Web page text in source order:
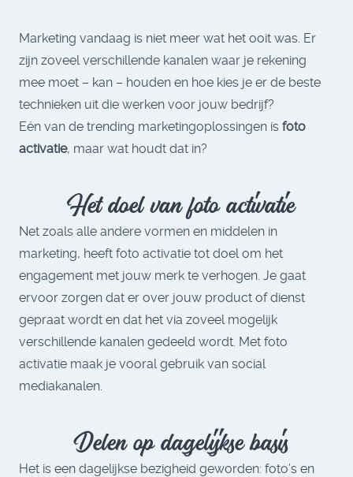
Marketing vandaag is niet meer wat het ooit was. Er
zijn zoveel verschillende kanalen waar je rekening
mee moet – kan – houden en hoe kies je er de beste
technieken uit die werken voor jouw bedrijf?
Eén van de trending marketingoplossingen is foto
activatie, maar wat houdt dat in?
Het doel van foto activatie
Net zoals alle andere vormen en middelen in
marketing, heeft foto activatie tot doel om het
engagement met jouw merk te verhogen. Je gaat
ervoor zorgen dat er over jouw product of dienst
gepraat wordt en dat het via zoveel mogelijk
verschillende kanalen gedeeld wordt. Met foto
activatie maak je vooral gebruik van social
mediakanalen.
Delen op dagelijkse basis
Het is een dagelijkse bezigheid geworden: foto’s en